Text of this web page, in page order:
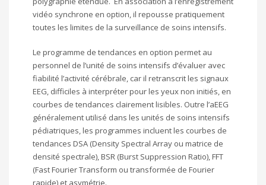
vidéo synchrone en option, il repousse pratiquement
toutes les limites de la surveillance de soins intensifs.
Le programme de tendances en option permet au
personnel de l’unité de soins intensifs d’évaluer avec
fiabilité l’activité cérébrale, car il retranscrit les signaux
EEG, difficiles à interpréter pour les yeux non initiés, en
courbes de tendances clairement lisibles. Outre l’aEEG
généralement utilisé dans les unités de soins intensifs
pédiatriques, les programmes incluent les courbes de
tendances DSA (Density Spectral Array ou matrice de
densité spectrale), BSR (Burst Suppression Ratio), FFT
(Fast Fourier Transform ou transformée de Fourier
rapide) et asymétrie.